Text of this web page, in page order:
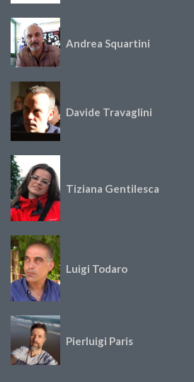
Andrea Squartini
Davide Travaglini
Tiziana Gentilesca
Luigi Todaro
Pierluigi Paris